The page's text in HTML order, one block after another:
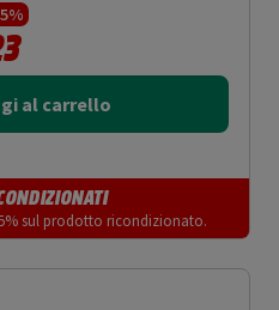
da
al carrello
sul prodotto ricondizionato.